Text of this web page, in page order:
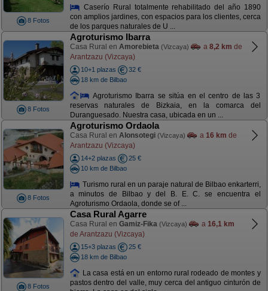
8 Fotos
Caserío Rural totalmente rehabilitado del año 1890
con amplios jardines, con espacios para los clientes, cerca
de los parques naturales de U ...
8 Fotos
Agroturismo Ibarra
Casa Rural en Amorebieta (Vizcaya) a 8,2 km de
Arantzazu (Vizcaya)
10+1 plazas
32 €
18 km de Bilbao
Agroturismo Ibarra se sitúa en el centro de las 3
reservas naturales de Bizkaia, en la comarca del
Duranguesado. Nuestra casa, ubicada en un ...
8 Fotos
Agroturismo Ordaola
Casa Rural en Alonsotegi (Vizcaya) a 16 km de
Arantzazu (Vizcaya)
14+2 plazas
25 €
10 km de Bilbao
Turismo rural en un paraje natural de Bilbao enkarterri,
a minutos de Bilbao y del B. E. C. se encuentra el
Agroturismo Ordaola, donde se of ...
8 Fotos
Casa Rural Agarre
Casa Rural en Gamiz-Fika (Vizcaya) a 16,1 km
de Arantzazu (Vizcaya)
15+3 plazas
25 €
18 km de Bilbao
La casa está en un entorno rural rodeado de montes y
pastos dentro del valle, muy cerca del antiguo cinturón de